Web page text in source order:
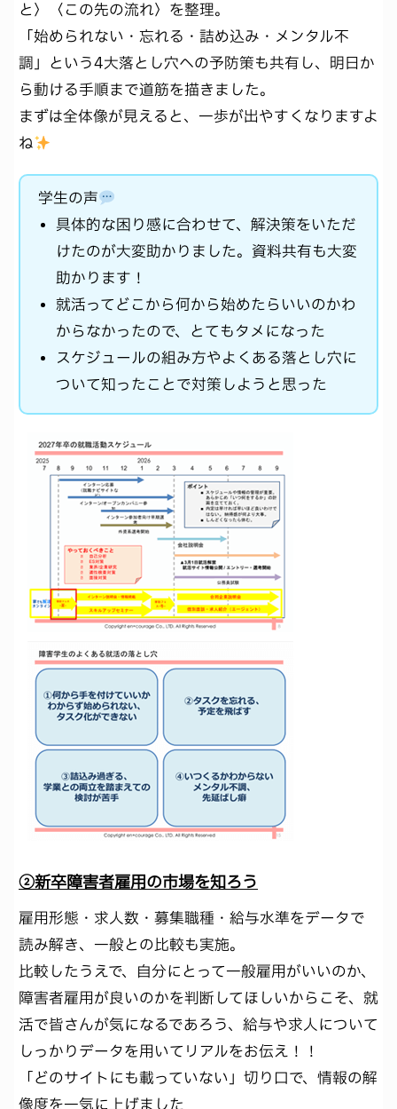
と〉〈この先の流れ〉を整理。
「始められない・忘れる・詰め込み・メンタル不
調」という4大落とし穴への予防策も共有し、明日か
ら動ける手順まで道筋を描きました。
まずは全体像が見えると、一歩が出やすくなりますよ
ね
学生の声
具体的な困り感に合わせて、解決策をいただ
けたのが大変助かりました。資料共有も大変
助かります！
就活ってどこから何から始めたらいいのかわ
からなかったので、とてもタメになった
スケジュールの組み方やよくある落とし穴に
ついて知ったことで対策しようと思った
②新卒障害者雇用の市場を知ろう
雇用形態・求人数・募集職種・給与水準をデータで
読み解き、一般との比較も実施。
比較したうえで、自分にとって一般雇用がいいのか、
障害者雇用が良いのかを判断してほしいからこそ、就
活で皆さんが気になるであろう、給与や求人について
しっかりデータを用いてリアルをお伝え！！
「どのサイトにも載っていない」切り口で、情報の解
像度を一気に上げました